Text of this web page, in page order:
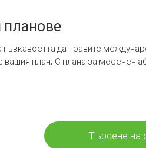
да правите
вашия план. С плана за
Търсене на